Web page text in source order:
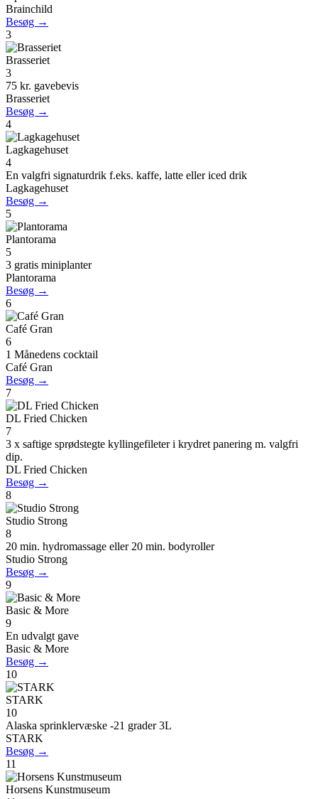
Brainchild
Besøg →
3
Brasseriet
3
75 kr. gavebevis
Brasseriet
Besøg →
4
Lagkagehuset
4
En valgfri signaturdrik f.eks. kaffe, latte eller iced drik
Lagkagehuset
Besøg →
5
Plantorama
5
3 gratis miniplanter
Plantorama
Besøg →
6
Café Gran
6
1 Månedens cocktail
Café Gran
Besøg →
7
DL Fried Chicken
7
3 x saftige sprødstegte kyllingefileter i krydret panering m. valgfri
dip.
DL Fried Chicken
Besøg →
8
Studio Strong
8
20 min. hydromassage eller 20 min. bodyroller
Studio Strong
Besøg →
9
Basic & More
9
En udvalgt gave
Basic & More
Besøg →
10
STARK
10
Alaska sprinklervæske -21 grader 3L
STARK
Besøg →
11
Horsens Kunstmuseum